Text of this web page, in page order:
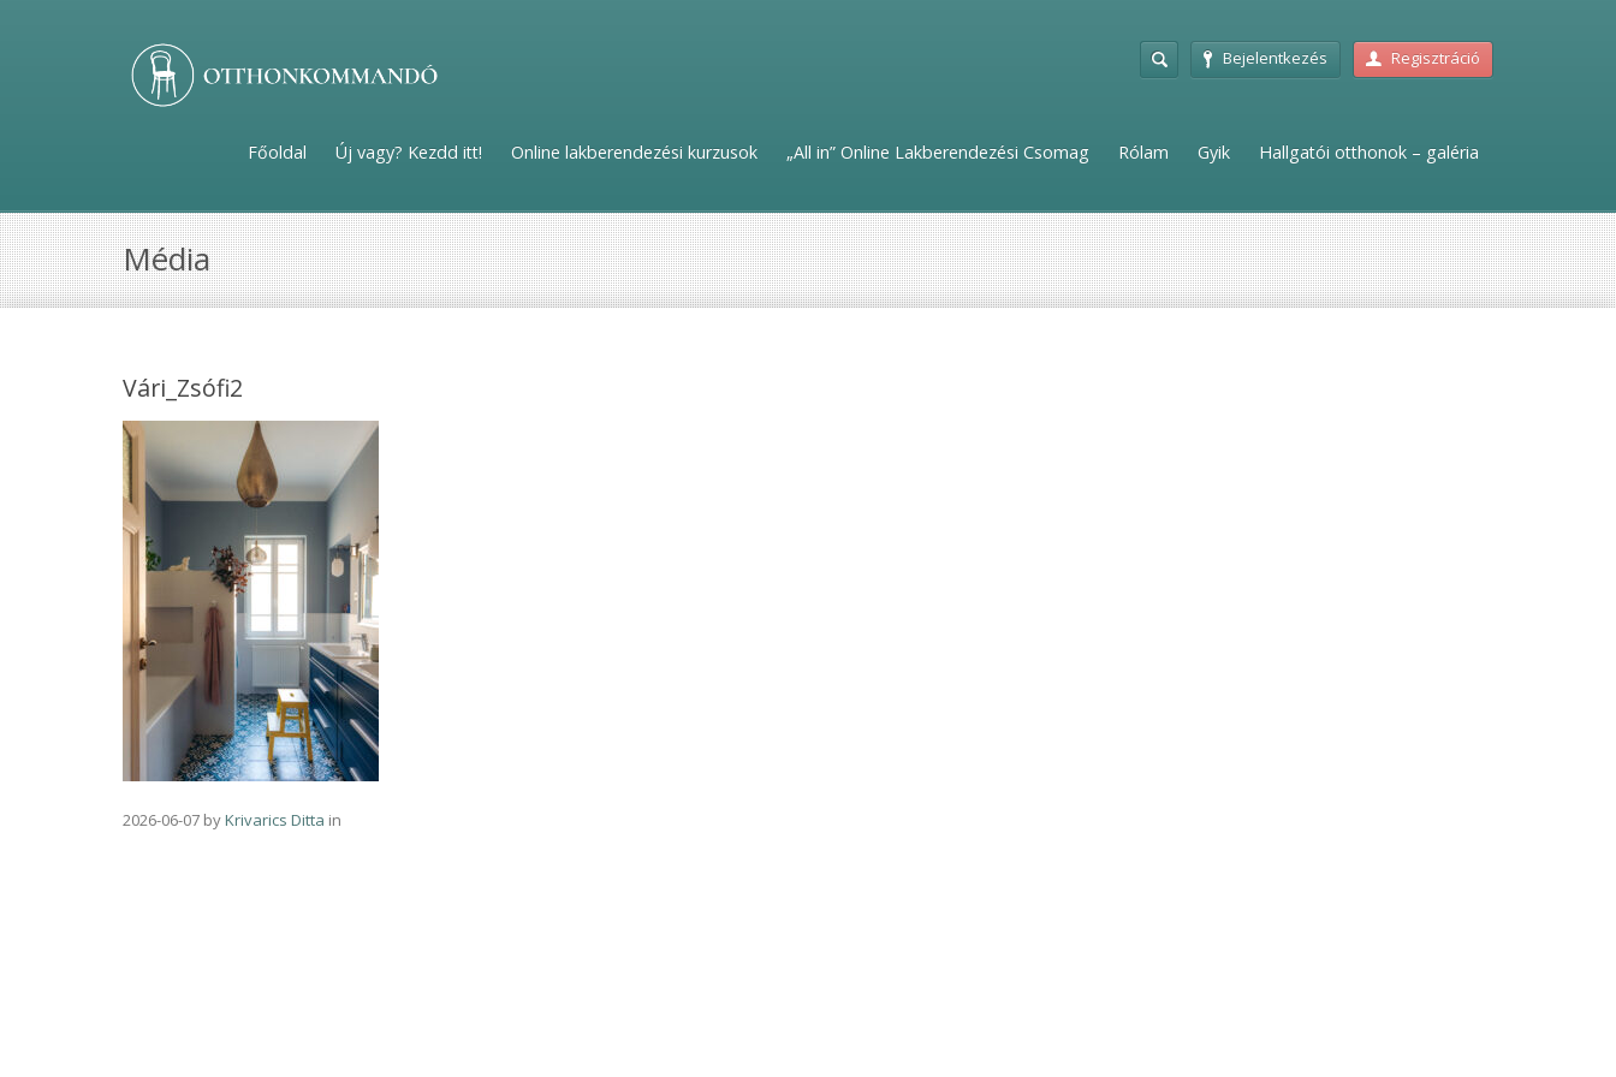
Bejelentkezés Regisztráció
Főoldal Új vagy? Kezdd itt! Online lakberendezési kurzusok „All in” Online Lakberendezési Csomag Rólam Gyik Hallgatói otthonok – galéria
Média
Vári_Zsófi2
2026-06-07 byKrivarics Ditta in